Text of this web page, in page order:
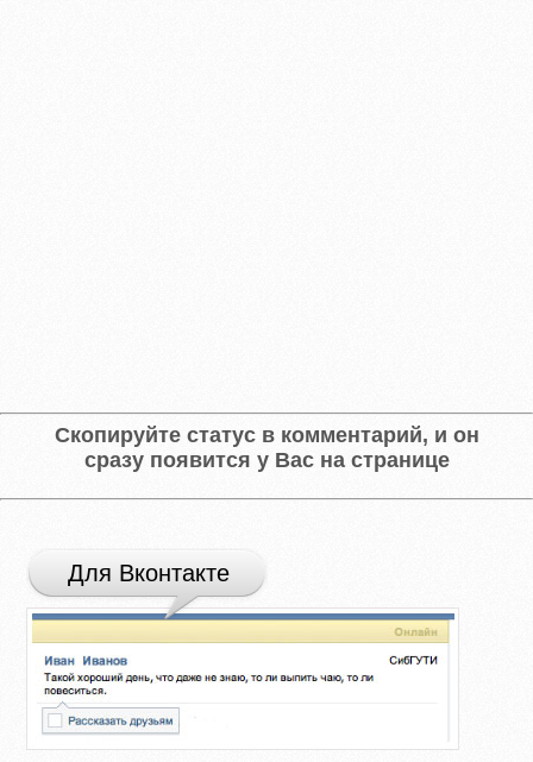
Скопируйте статус в комментарий, и он
сразу появится у Вас на странице
Для Вконтакте